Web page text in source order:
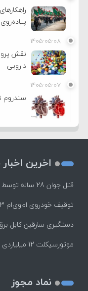
۱۴۰۵-۰۵-۰۸
نقش
دارویی
۱۴۰۵-۰۵-۰۷
سندروم
اخرین
قتل جوان 28 ساله توسط قاتل 15 ساله در کازرون
توقیف خودروی ام‌وی‌ام X33 با ۱۳۰ میلیون ریال خلافی در سروستان
دستگیری سارقین کابل
موتورسيكلت 12 ميلياردی قاچاق روانه پاركينگ شد
نماد مجوز